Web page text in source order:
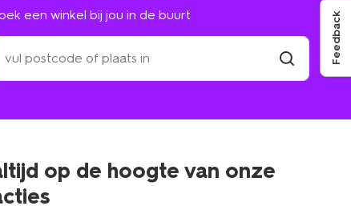
een winkel bij jou in de buurt
op de hoogte van onze
Feedback